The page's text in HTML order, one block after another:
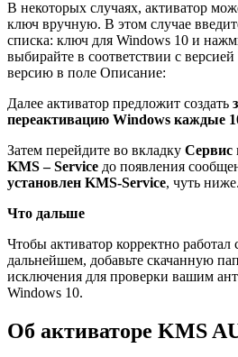
В некоторых случаях, активатор
ключ вручную. В этом случае
списка: ключ для Windows 10 и
выбирайте в соответствии с
версию в поле Описание:
Далее активатор предложит создать
переактивацию Windows каждые
Затем перейдите во вкладку Сервис
KMS – Service до появления
установлен KMS-Service, чуть ниже.
Что дальше
Чтобы активатор корректно работал
дальнейшем, добавьте скачанную
исключения для проверки вашим
Windows 10.
Об активаторе KMS